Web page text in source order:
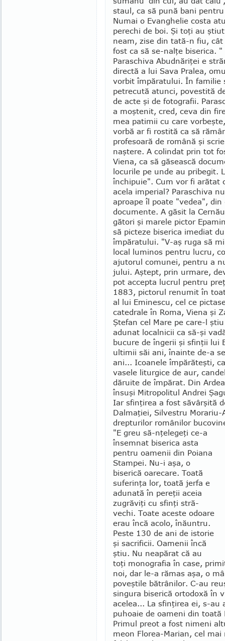
staul, ca să pună bani
Numai o Evan­­ghelie costa
perechi de boi. Şi toţi au
neam, zise din tată-n fiu, cât
fost ca să se-nalţe bise­rica. "
Paraschiva Abudnăriţei e
directă a lui Sava Pra­lea,
vorbit împăratu­lui. În fa­milie
petre­cută atunci, povestită
de acte şi de fotografii.
a moştenit, cred, ceva din
mea patimii cu care
vorbă ar fi rostită ca să
profesoară de ro­mână şi
naştere. A colindat prin tot
Viena, ca să găsească
locurile pe unde au pribegit.
închipuie". Cum vor fi arătat
acela imperial? Paraschiva
aproa­pe îl poate "ve­dea",
docu­mente. A găsit la
gători şi marele pictor
să pic­teze biserica ime­diat
împăratului. "V-aş ruga să
local luminos pentru lucru,
ajutorul comunei, pentru a
jului. Aştept, prin urmare,
pot accepta lucrul pentru
1883, pictorul renumit în
al lui Eminescu, cel ce
catedrale în Roma, Viena şi
Ştefan cel Mare pe care-l
adunat localnicii ca să-şi
bucure de îngerii şi sfinţii lui
ultimii săi ani, îna­inte de-a
ani... Icoanele împărăteşti,
vasele liturgice de aur,
dăruite de împărat. Din
însuşi Mitropolitul Andrei
Iar sfinţirea a fost săvârşită
Dalma­ţiei, Silvestru
drep­tu­rilor ro­mâ­nilor
"E greu să-nţelegeţi ce-a
în­semnat biserica asta
pentru oa­me­nii din Poiana
Stampei. Nu-i aşa, o
biserică oarecare. Toată
sufe­rinţa lor, toată jerfa e
adu­nată în pereţii aceia
zugrăviţi cu sfinţi stră­­
vechi. Toate aceste odoare
erau încă acolo, înă­un­tru.
Peste 130 de ani de istorie
şi sacrificii. Oamenii încă
ştiu. Nu neapărat că au
toţi monografia în case,
noi, dar le-a rămas aşa, o
poveştile bă­trâ­nilor. C-au
sin­gura bise­rică ortodoxă în
acelea... La sfinţirea ei, s-au
puhoaie de oameni din toată
Primul preot a fost nimeni
meon Florea-Marian, cel mai